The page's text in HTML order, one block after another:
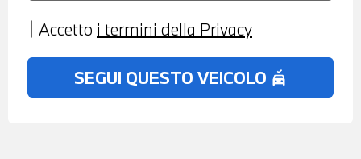
NATERIORI RISCALDABILI - ACTIVE
GUARD - USB - BLUETOOTH -
NAVIGATORE - RADIO DIGITALE DAB -
Accetto i termini della Privacy
SEGUI QUESTO VEICOLO no_crash